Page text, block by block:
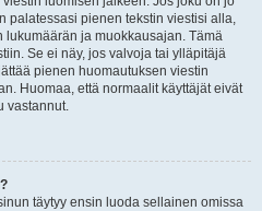
palatessasi pienen tekstin viestisi alla,
ja muokkausajan. Tämä
Se ei näy, jos valvoja tai ylläpitäjä
pienen huomautuksen viestin
Huomaa, että normaalit käyttäjät eivät
vastannut.
täytyy ensin luoda sellainen omissa